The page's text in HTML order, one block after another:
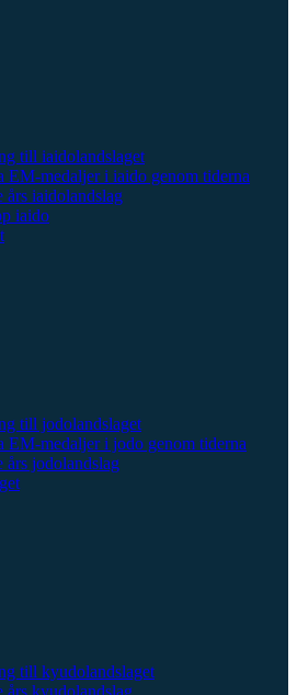
till iaidolandslaget
EM-medaljer i iaido genom tiderna
års iaidolandslag
iaido
till jodolandslaget
EM-medaljer i jodo genom tiderna
års jodolandslag
till kyudolandslaget
års kyudolandslag